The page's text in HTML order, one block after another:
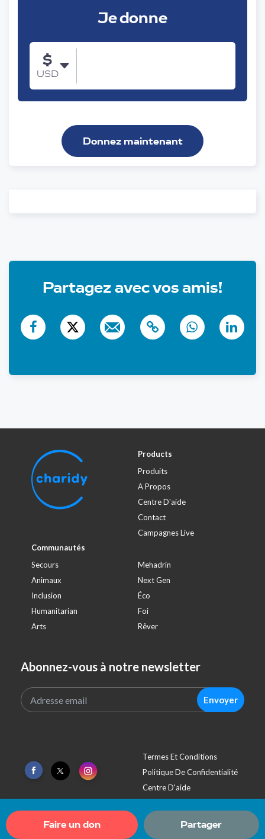
Je donne
$
USD
Donnez maintenant
Partagez avec vos amis!
Faire un don Partager
Products
Produits
A Propos
Centre D'aide
Contact
Campagnes Live
Communautés
Secours
Mehadrin
Animaux
Next Gen
Inclusion
Éco
Humanitarian
Foi
Arts
Rêver
Abonnez-vous à notre newsletter
Envoyer
Termes Et Conditions
Politique De Confidentialité
Centre D'aide